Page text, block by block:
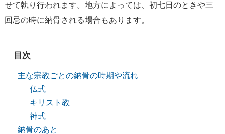
せて執り行われます。地方によっては、初七日のときや三
回忌の時に納骨される場合もあります。
目次
主な宗教ごとの納骨の時期や流れ
仏式
キリスト教
神式
納骨のあと